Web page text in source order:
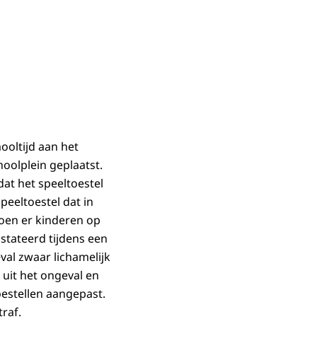
aan het
geplaatst.
het speeltoestel
dat in
er kinderen op
tijdens een
zwaar lichamelijk
het ongeval en
aangepast.